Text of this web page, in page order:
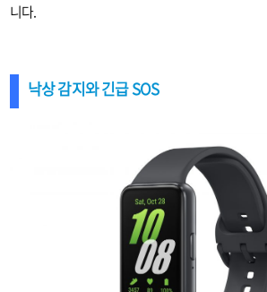
니다.
낙상 감지와 긴급 SOS